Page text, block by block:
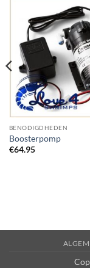
BENODIGDHEDEN
Boosterpomp
€64.95